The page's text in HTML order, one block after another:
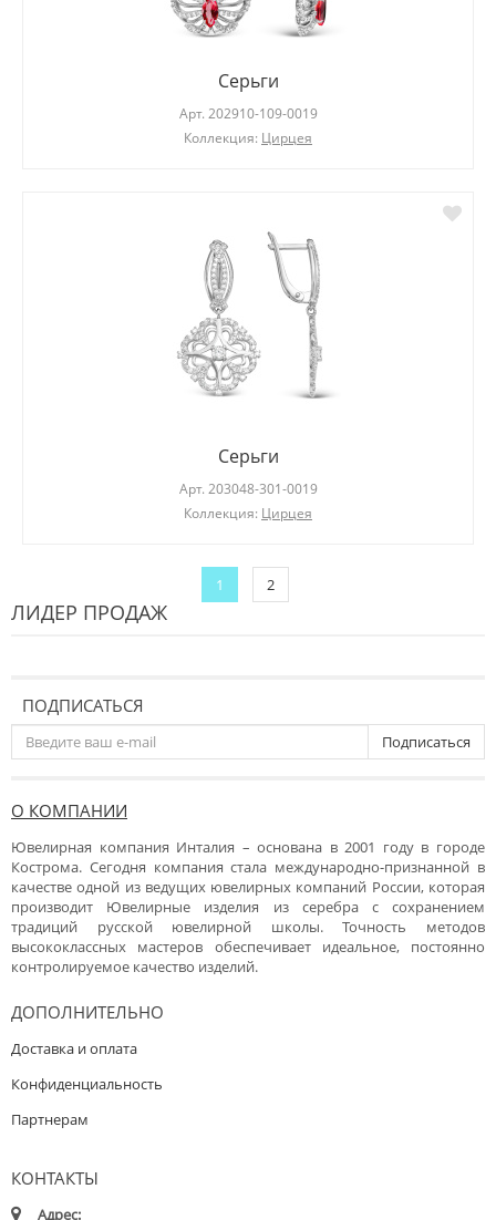
Серьги
Арт. 202910-109-0019
Коллекция: Цирцея
Серьги
Арт. 203048-301-0019
Коллекция: Цирцея
1 2
ЛИДЕР ПРОДАЖ
ПОДПИСАТЬСЯ
Подписаться
О КОМПАНИИ
Ювелирная компания Инталия – основана в 2001 году в городе
Кострома. Сегодня компания стала международно-признанной в
качестве одной из ведущих ювелирных компаний России, которая
производит Ювелирные изделия из серебра с сохранением
традиций русской ювелирной школы. Точность методов
высококлассных мастеров обеспечивает идеальное, постоянно
контролируемое качество изделий.
ДОПОЛНИТЕЛЬНО
Доставка и оплата
Конфиденциальность
Партнерам
КОНТАКТЫ
Адрес: